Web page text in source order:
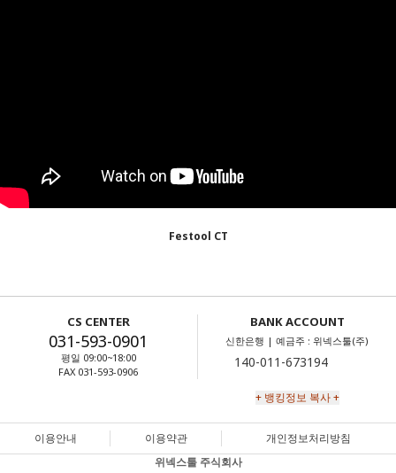
Festool CT
CS CENTER
031-593-0901
평일 09:00~18:00
FAX 031-593-0906
BANK ACCOUNT
신한은행 | 예금주 : 위넥스툴(주)
+ 뱅킹정보 복사 +
이용안내 이용약관
개인정보처리방침
위넥스툴 주식회사